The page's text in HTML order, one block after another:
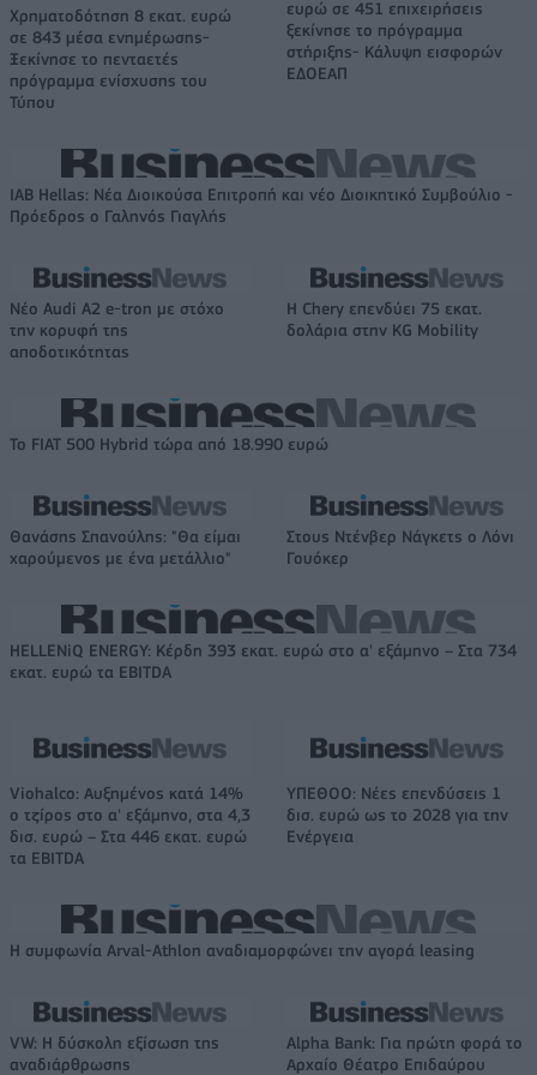
Χρηματοδότηση 8 εκατ. ευρώ
σε 843 μέσα ενημέρωσης-
Ξεκίνησε το πενταετές
πρόγραμμα ενίσχυσης του
Τύπου
ευρώ σε 451 επιχειρήσεις
ξεκίνησε το πρόγραμμα
στήριξης- Κάλυψη εισφορών
ΕΔΟΕΑΠ
IAB Hellas: Νέα Διοικούσα Επιτροπή και νέο Διοικητικό Συμβούλιο -
Πρόεδρος ο Γαληνός Γιαγλής
Νέο Audi A2 e-tron με στόχο
την κορυφή της
αποδοτικότητας
Η Chery επενδύει 75 εκατ.
δολάρια στην KG Mobility
Το FIAT 500 Hybrid τώρα από 18.990 ευρώ
Θανάσης Σπανούλης: "Θα είμαι
χαρούμενος με ένα μετάλλιο"
Στους Ντένβερ Νάγκετς ο Λόνι
Γουόκερ
HELLENiQ ENERGY: Κέρδη 393 εκατ. ευρώ στο α' εξάμηνο – Στα 734
εκατ. ευρώ τα EBITDA
Viohalco: Αυξημένος κατά 14%
ο τζίρος στο α' εξάμηνο, στα 4,3
δισ. ευρώ – Στα 446 εκατ. ευρώ
τα EBITDA
ΥΠΕΘΟΟ: Νέες επενδύσεις 1
δισ. ευρώ ως το 2028 για την
Ενέργεια
Η συμφωνία Arval-Athlon αναδιαμορφώνει την αγορά leasing
VW: Η δύσκολη εξίσωση της
αναδιάρθρωσης
Alpha Bank: Για πρώτη φορά το
Αρχαίο Θέατρο Επιδαύρου